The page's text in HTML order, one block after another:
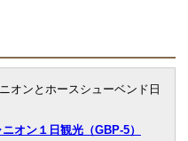
オンとホースシューベンド日
オン１日観光（GBP-5）